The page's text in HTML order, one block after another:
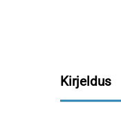
Kirjeldus